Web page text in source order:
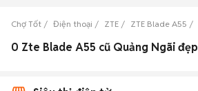
Chợ Tốt Điện thoại ZTE ZTE Blade A55
0 Zte Blade A55 cũ Quảng Ngãi đẹp